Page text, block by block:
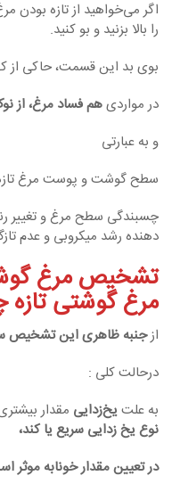
اگر می‌خواهید از تازه بودن
را بالا بزنید و بو کنید.
بوی بد این قسمت، حاکی از
در مواردیهم فساد مرغ، از
و به عبارتی
سطح گوشت و پوست مرغ
چسبندگی سطح مرغ و تغییر
دهنده رشد میکروبی و عدم
تشخیص مرغ
مرغ گوشتی
ازجنبه ظاهری این
درحالت کلی :
به علتیخ‌زدایی مقدار
نوع یخ زدایی سریع یا کند،
در تعیین مقدار خونابه موثر